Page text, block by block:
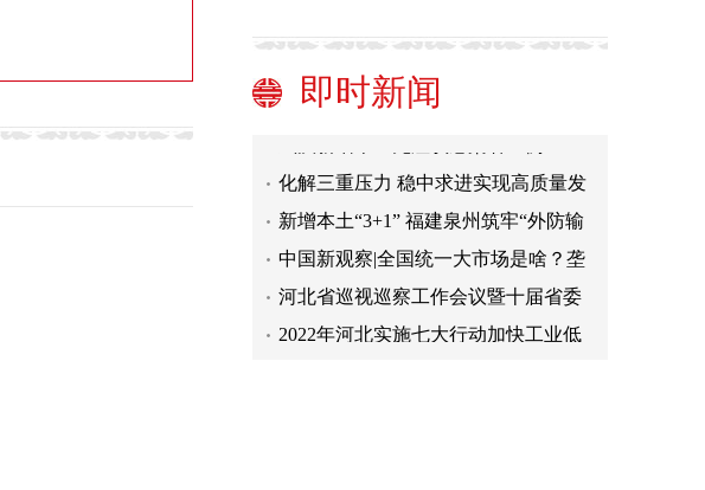
即时新闻
气
充实医疗力量 携手抗击疫情（抓细抓
实各项防疫工作）
江西新增本土“2+18” 南昌多地进行临